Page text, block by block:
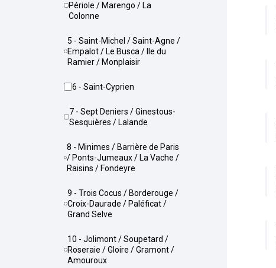
Périole / Marengo / La
Colonne
5 - Saint-Michel / Saint-Agne /
Empalot / Le Busca / Ile du
Ramier / Monplaisir
6 - Saint-Cyprien
7 - Sept Deniers / Ginestous-
Sesquières / Lalande
8 - Minimes / Barrière de Paris
/ Ponts-Jumeaux / La Vache /
Raisins / Fondeyre
9 - Trois Cocus / Borderouge /
Croix-Daurade / Paléficat /
Grand Selve
10 - Jolimont / Soupetard /
Roseraie / Gloire / Gramont /
Amouroux